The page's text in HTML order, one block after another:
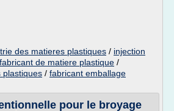
des matieres plastiques / injection
fabricant de matiere plastique /
plastiques / fabricant emballage
pour le broyage